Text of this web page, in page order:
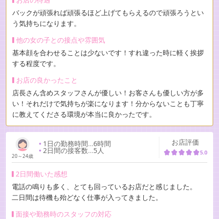
バックが頑張れば頑張るほど上げてもらえるので頑張ろうとい
う気持ちになります。
他の女の子との接点や雰囲気
基本顔を合わせることは少ないです！すれ違った時に軽く挨拶
する程度です。
お店の良かったこと
店長さん含めスタッフさんが優しい！お客さんも優しい方が多
い！それだけで気持ちが楽になります！分からないことも丁寧
に教えてくださる環境が本当に良かったです。
20～24歳
1日の勤務時間…6時間
2日間の接客数…5人
お店評価
5.0
2日間働いた感想
電話の鳴りも多く、とても回っているお店だと感じました。
二日間は待機も殆どなく仕事が入ってきました。
面接や勤務時のスタッフの対応